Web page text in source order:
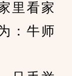
里看家
：牛师